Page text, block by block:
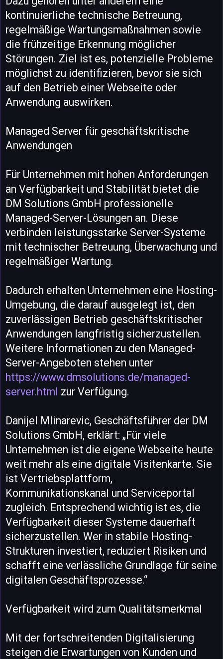
kontinuierliche technische Betreuung,
regelmäßige Wartungsmaßnahmen sowie
die frühzeitige Erkennung möglicher
Störungen. Ziel ist es, potenzielle Probleme
möglichst zu identifizieren, bevor sie sich
auf den Betrieb einer Webseite oder
Anwendung auswirken.
Managed Server für geschäftskritische
Anwendungen
Für Unternehmen mit hohen Anforderungen
an Verfügbarkeit und Stabilität bietet die
DM Solutions GmbH professionelle
Managed-Server-Lösungen an. Diese
verbinden leistungsstarke Server-Systeme
mit technischer Betreuung, Überwachung und
regelmäßiger Wartung.
Dadurch erhalten Unternehmen eine Hosting-
Umgebung, die darauf ausgelegt ist, den
zuverlässigen Betrieb geschäftskritischer
Anwendungen langfristig sicherzustellen.
Weitere Informationen zu den Managed-
Server-Angeboten stehen unter
https://www.dmsolutions.de/managed-
server.html zur Verfügung.
Danijel Mlinarevic, Geschäftsführer der DM
Solutions GmbH, erklärt: „Für viele
Unternehmen ist die eigene Webseite heute
weit mehr als eine digitale Visitenkarte. Sie
ist Vertriebsplattform,
Kommunikationskanal und Serviceportal
zugleich. Entsprechend wichtig ist es, die
Verfügbarkeit dieser Systeme dauerhaft
sicherzustellen. Wer in stabile Hosting-
Strukturen investiert, reduziert Risiken und
schafft eine verlässliche Grundlage für seine
digitalen Geschäftsprozesse.“
Verfügbarkeit wird zum Qualitätsmerkmal
Mit der fortschreitenden Digitalisierung
steigen die Erwartungen von Kunden und